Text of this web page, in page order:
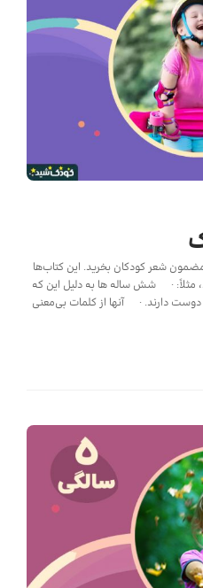
شعر کودکان بخرید. این کتاب‌ها
مثلاً: · شش ساله ها به دلیل این که
دوست دارند. · آنها از کلمات بی‌معنی